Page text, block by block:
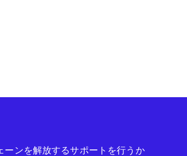
ンを解放するサポートを行うか